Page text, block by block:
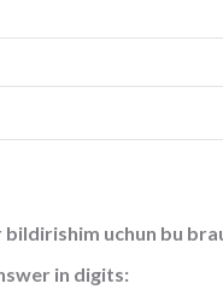
uchun bu
in digits: